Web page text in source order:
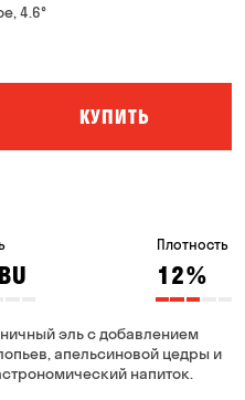
4.6°
КУПИТЬ
Плотность
12%
эль с добавлением
апельсиновой цедры и
напиток.